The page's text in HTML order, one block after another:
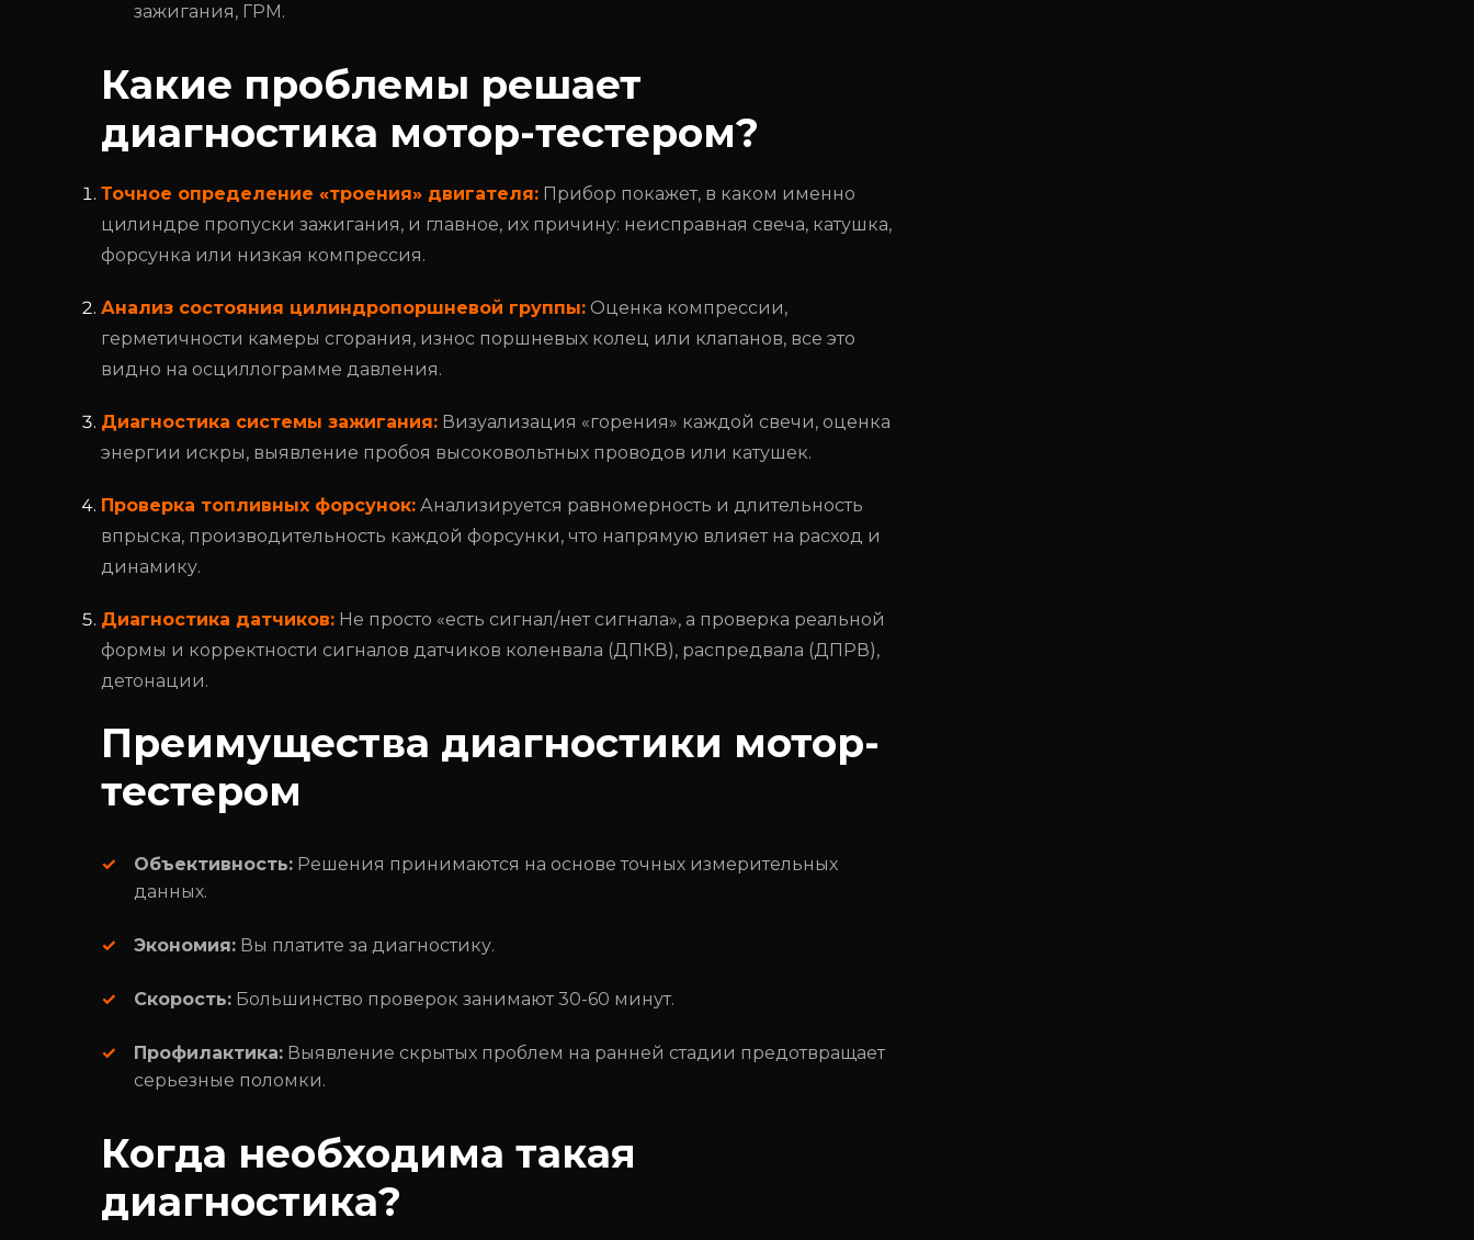
зажигания, ГРМ.
Какие проблемы решает
диагностика мотор-тестером?
Точное определение «троения» двигателя: Прибор покажет, в каком именно
цилиндре пропуски зажигания, и главное, их причину: неисправная свеча, катушка,
форсунка или низкая компрессия.
Анализ состояния цилиндропоршневой группы: Оценка компрессии,
герметичности камеры сгорания, износ поршневых колец или клапанов, все это
видно на осциллограмме давления.
Диагностика системы зажигания: Визуализация «горения» каждой свечи, оценка
энергии искры, выявление пробоя высоковольтных проводов или катушек.
Проверка топливных форсунок: Анализируется равномерность и длительность
впрыска, производительность каждой форсунки, что напрямую влияет на расход и
динамику.
Диагностика датчиков: Не просто «есть сигнал/нет сигнала», а проверка реальной
формы и корректности сигналов датчиков коленвала (ДПКВ), распредвала (ДПРВ),
детонации.
Преимущества диагностики мотор-
тестером
Объективность: Решения принимаются на основе точных измерительных
данных.
Экономия: Вы платите за диагностику.
Скорость: Большинство проверок занимают 30-60 минут.
Профилактика: Выявление скрытых проблем на ранней стадии предотвращает
серьезные поломки.
Когда необходима такая
диагностика?